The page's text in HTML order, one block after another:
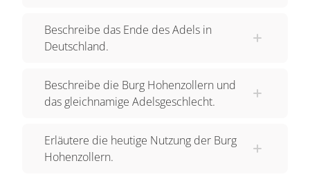
Beschreibe das Ende des Adels in
Deutschland.
Beschreibe die Burg Hohenzollern und
das gleichnamige Adelsgeschlecht.
Erläutere die heutige Nutzung der Burg
Hohenzollern.